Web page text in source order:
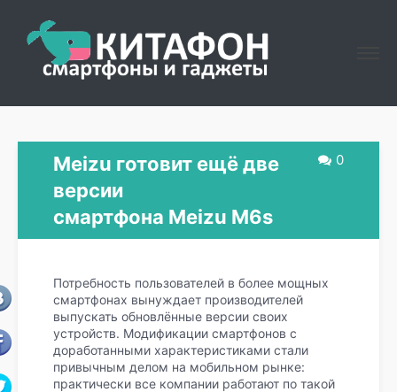
0
Meizu готовит ещё две
версии
смартфона Meizu M6s
Потребность пользователей в более мощных
смартфонах вынуждает производителей
выпускать обновлённые версии своих
устройств. Модификации смартфонов с
доработанными характеристиками стали
привычным делом на мобильном рынке:
практически все компании работают по такой